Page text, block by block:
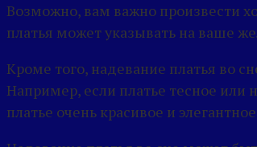
Возможно, вам важно произвести
платья может указывать на ваше
Кроме того, надевание платья во
Например, если платье тесное или
платье очень красивое и